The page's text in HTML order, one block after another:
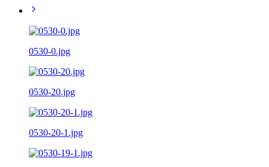
0530-0.jpg
0530-20.jpg
0530-20-1.jpg